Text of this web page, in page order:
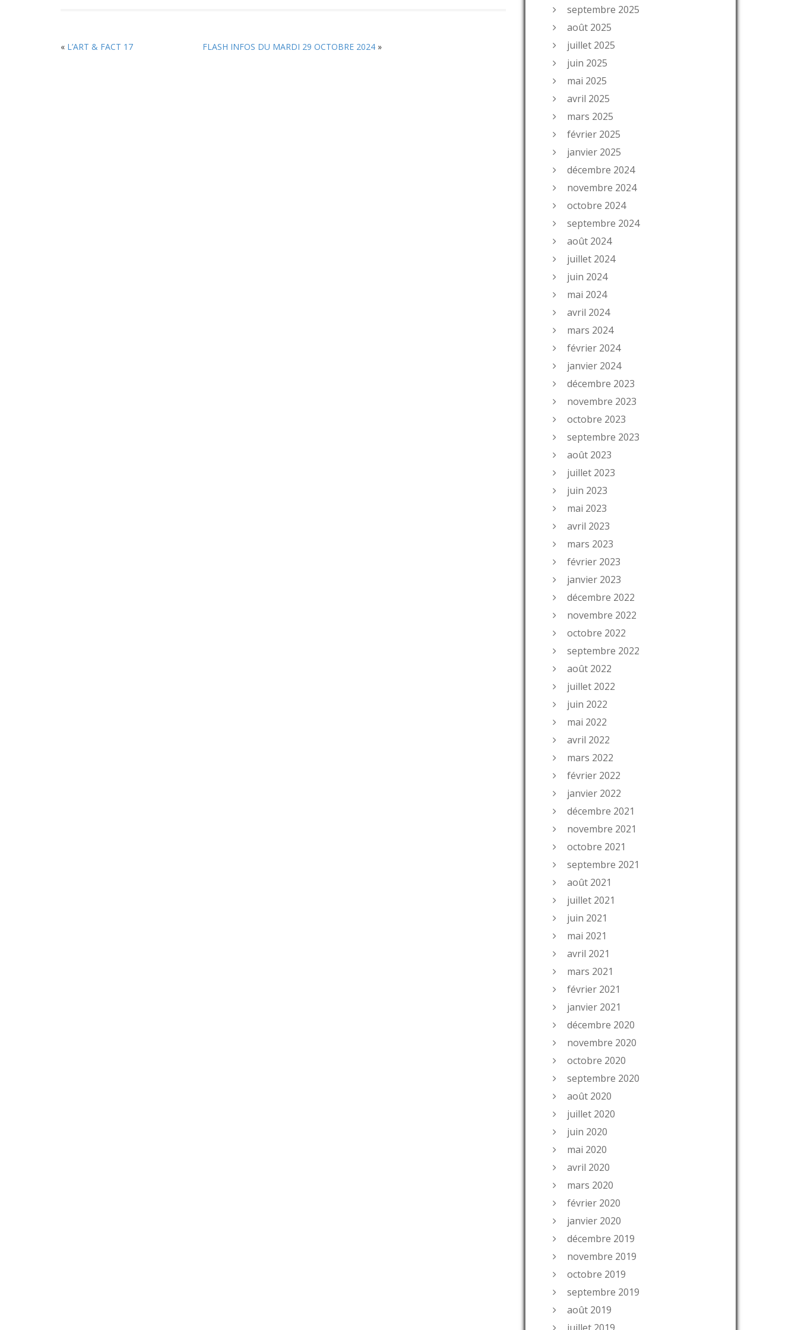
« L’ART & FACT 17 FLASH INFOS DU MARDI 29 OCTOBRE 2024»
septembre 2025
août 2025
juillet 2025
juin 2025
mai 2025
avril 2025
mars 2025
février 2025
janvier 2025
décembre 2024
novembre 2024
octobre 2024
septembre 2024
août 2024
juillet 2024
juin 2024
mai 2024
avril 2024
mars 2024
février 2024
janvier 2024
décembre 2023
novembre 2023
octobre 2023
septembre 2023
août 2023
juillet 2023
juin 2023
mai 2023
avril 2023
mars 2023
février 2023
janvier 2023
décembre 2022
novembre 2022
octobre 2022
septembre 2022
août 2022
juillet 2022
juin 2022
mai 2022
avril 2022
mars 2022
février 2022
janvier 2022
décembre 2021
novembre 2021
octobre 2021
septembre 2021
août 2021
juillet 2021
juin 2021
mai 2021
avril 2021
mars 2021
février 2021
janvier 2021
décembre 2020
novembre 2020
octobre 2020
septembre 2020
août 2020
juillet 2020
juin 2020
mai 2020
avril 2020
mars 2020
février 2020
janvier 2020
décembre 2019
novembre 2019
octobre 2019
septembre 2019
août 2019